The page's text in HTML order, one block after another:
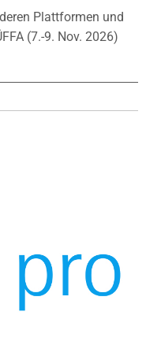
Plattformen und
(7.-9. Nov. 2026)